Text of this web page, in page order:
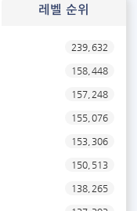
레벨 순위
239,632
158,448
157,248
155,076
153,306
150,513
138,265